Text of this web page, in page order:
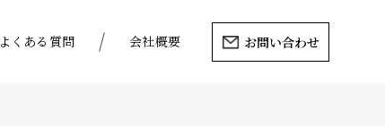
よくある質問 会社概要 お問い合わせ